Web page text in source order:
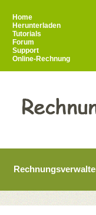
Home
Herunterladen
Tutorials
Forum
Support
Online-Rechnung